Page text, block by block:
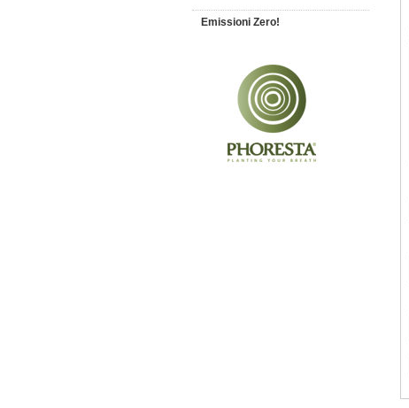
Emissioni Zero!